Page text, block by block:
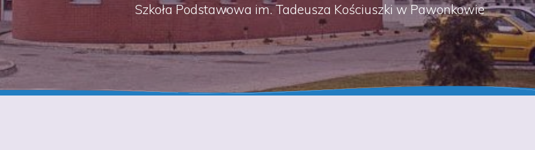
Szkoła Podstawowa im. Tadeusza Kościuszki w Pawonkowie